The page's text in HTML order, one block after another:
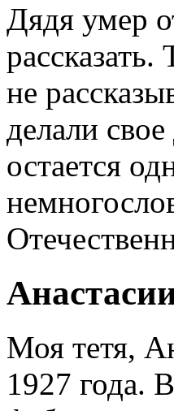
Дядя умер
не
делали
остается
Моя тетя,
1927 года.